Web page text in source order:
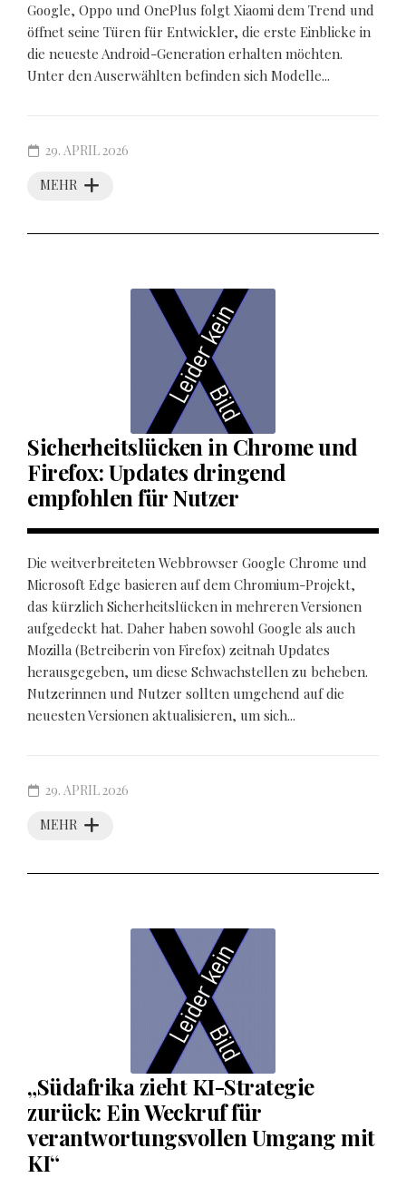
Google, Oppo und OnePlus folgt Xiaomi dem Trend und
öffnet seine Türen für Entwickler, die erste Einblicke in
die neueste Android-Generation erhalten möchten.
Unter den Auserwählten befinden sich Modelle...
MEHR
29. APRIL 2026
Sicherheitslücken in Chrome und
Firefox: Updates dringend
empfohlen für Nutzer
Die weitverbreiteten Webbrowser Google Chrome und
Microsoft Edge basieren auf dem Chromium-Projekt,
das kürzlich Sicherheitslücken in mehreren Versionen
aufgedeckt hat. Daher haben sowohl Google als auch
Mozilla (Betreiberin von Firefox) zeitnah Updates
herausgegeben, um diese Schwachstellen zu beheben.
Nutzerinnen und Nutzer sollten umgehend auf die
neuesten Versionen aktualisieren, um sich...
MEHR
29. APRIL 2026
„Südafrika zieht KI-Strategie
zurück: Ein Weckruf für
verantwortungsvollen Umgang mit
KI“